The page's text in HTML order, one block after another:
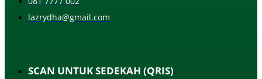
lazrydha@gmail.com
SCAN UNTUK SEDEKAH (QRIS)